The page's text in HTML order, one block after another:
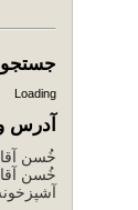
Loading
آدرس
خُسن آقا 1
خُسن آقا 3